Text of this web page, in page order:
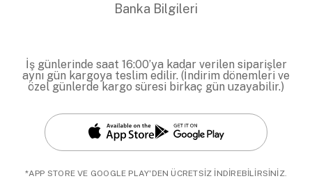
Banka Bilgileri
İş günlerinde saat 16:00’ya kadar verilen siparişler
aynı gün kargoya teslim edilir. (İndirim dönemleri ve
özel günlerde kargo süresi birkaç gün uzayabilir.)
*APP STORE VE GOOGLE PLAY'DEN ÜCRETSİZ İNDİREBİLİRSİNİZ.